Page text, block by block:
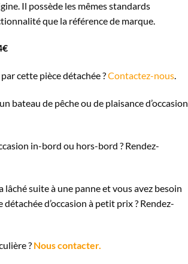
Il possède les mêmes standards
que la référence de marque.
cette pièce détachée ?Contactez-nous.
bateau de pêche ou de plaisance d’occasion
in-bord ou hors-bord ? Rendez-
suite à une panne et vous avez besoin
détachée d’occasion à petit prix ? Rendez-
? Nous contacter.